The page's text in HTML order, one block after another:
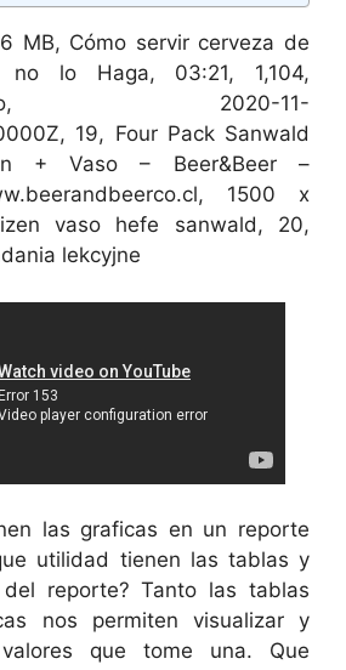
MB, Cómo servir cerveza de
lo Haga, 03:21, 1,104,
2020-11-
19, Four Pack Sanwald
+ Vaso – Beer&Beer –
1500 x
vaso hefe sanwald, 20,
lekcyjne
las graficas en un reporte
utilidad tienen las tablas y
reporte? Tanto las tablas
nos permiten visualizar y
que tome una. Que